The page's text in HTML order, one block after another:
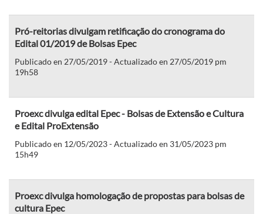
Pró-reitorias divulgam retificação do cronograma do
Edital 01/2019 de Bolsas Epec
Publicado en 27/05/2019 - Actualizado en 27/05/2019 pm
19h58
Proexc divulga edital Epec - Bolsas de Extensão e Cultura
e Edital ProExtensão
Publicado en 12/05/2023 - Actualizado en 31/05/2023 pm
15h49
Proexc divulga homologação de propostas para bolsas de
cultura Epec